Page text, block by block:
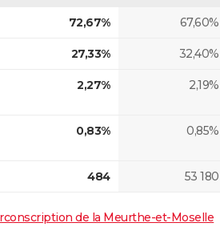
72,67% 67,60%
27,33% 32,40%
2,27% 2,19%
0,83% 0,85%
484 53 180
de la Meurthe-et-Moselle